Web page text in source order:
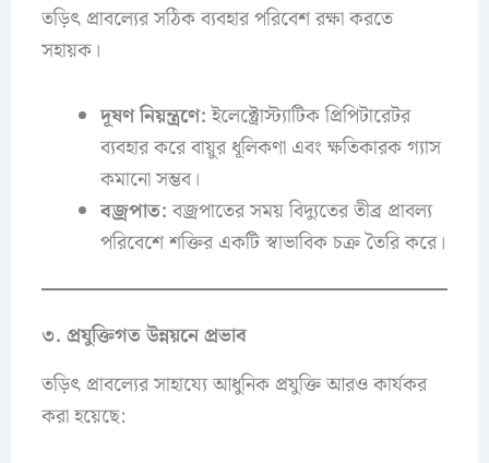
তড়িৎ প্রাবল্যের সঠিক ব্যবহার পরিবেশ রক্ষা করতে
সহায়ক।
দূষণ নিয়ন্ত্রণে:ইলেক্ট্রোস্ট্যাটিক প্রিপিটারেটর
ব্যবহার করে বায়ুর ধূলিকণা এবং ক্ষতিকারক গ্যাস
কমানো সম্ভব।
বজ্রপাত: বজ্রপাতের সময় বিদ্যুতের তীব্র প্রাবল্য
পরিবেশে শক্তির একটি স্বাভাবিক চক্র তৈরি করে।
৩. প্রযুক্তিগত উন্নয়নে প্রভাব
তড়িৎ প্রাবল্যের সাহায্যে আধুনিক প্রযুক্তি আরও কার্যকর
করা হয়েছে: